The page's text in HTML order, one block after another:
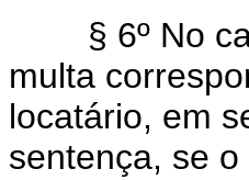
§ 6º No
multa
locatário, em
sentença, se